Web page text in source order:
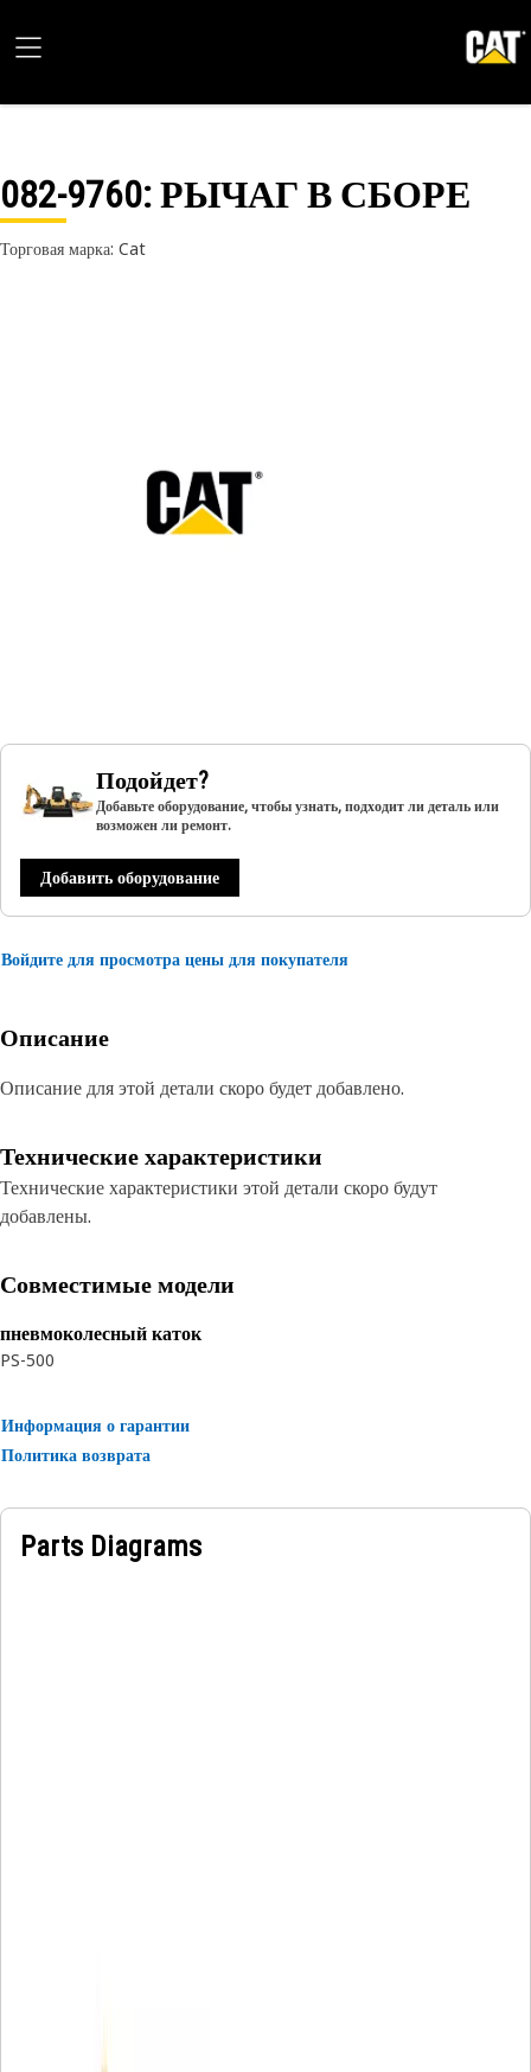
082-9760: РЫЧАГ В СБОРЕ
Торговая марка: Cat
Подойдет?
Добавьте оборудование, чтобы узнать, подходит ли деталь или
возможен ли ремонт.
Добавить оборудование
Войдите для просмотра цены для покупателя
Описание
Описание для этой детали скоро будет добавлено.
Технические характеристики
Технические характеристики этой детали скоро будут
добавлены.
Совместимые модели
пневмоколесный каток
PS-500
Информация о гарантии
Политика возврата
Parts Diagrams